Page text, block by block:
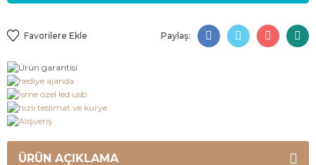
Paylaş:
ÜRÜN AÇIKLAMA